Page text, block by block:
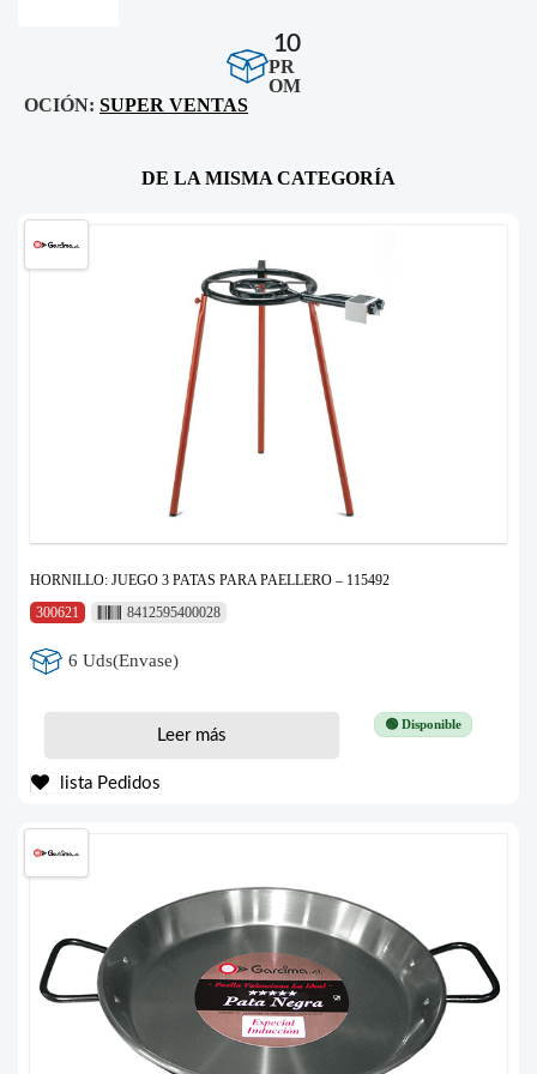
10
PR
OM
OCIÓN: SUPER VENTAS
DE LA MISMA CATEGORÍA
HORNILLO: JUEGO 3 PATAS PARA PAELLERO – 115492
300621
8412595400028
6 Uds(Envase)
🟢 Disponible
Leer más
lista Pedidos